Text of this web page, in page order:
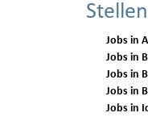
Jobs in
Jobs in
Jobs in
Jobs in
Jobs in